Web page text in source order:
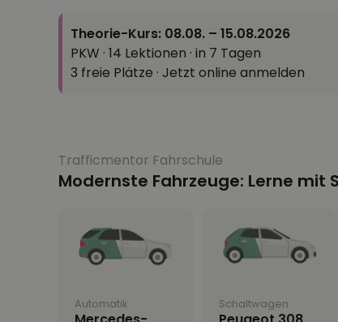
Theorie-Kurs: 08.08. – 15.08.2026
PKW · 14 Lektionen · in 7 Tagen
3 freie Plätze · Jetzt online anmelden
Trafficmentor Fahrschule
Modernste Fahrzeuge: Lerne mit
Automatik Schaltwagen